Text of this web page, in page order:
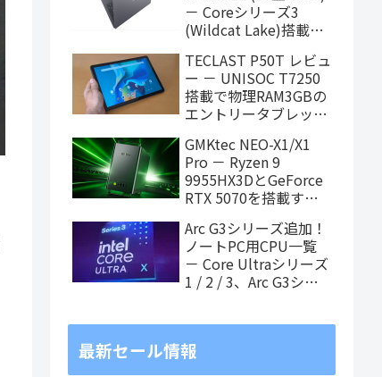
－ Coreシリーズ3
(Wildcat Lake)搭載の
ノート
TECLAST P50T レビュ
ー － UNISOC T7250
搭載で物理RAM3GBの
エントリータブレッ
らアリ
GMKtec NEO-X1/X1
Pro － Ryzen 9
9955HX3DとGeForce
RTX 5070を搭載する
Desktop)」PCが近日
発売
Arc G3シリーズ追加！
ノートPC用CPU一覧
－ Core Ultraシリーズ
1 / 2 / 3、Arc G3シリ
最新セール情報